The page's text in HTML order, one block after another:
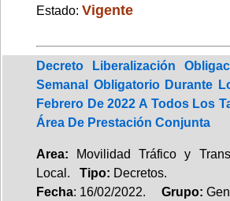
Estado: Vigente
Decreto Liberalización
Semanal Obligatorio Durante
Febrero De 2022 A Todos Los
Área De Prestación Conjunta
Area: Movilidad Tráfico y
Local. Tipo: Decretos.
Fecha: 16/02/2022. Grupo: